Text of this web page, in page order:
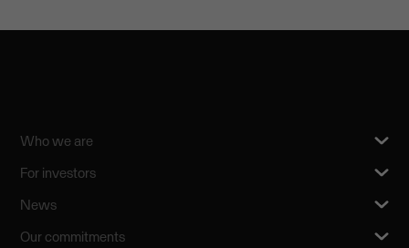
Who we are
For investors
News
Our commitments